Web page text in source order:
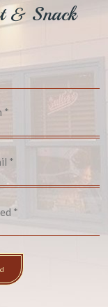
& Snack